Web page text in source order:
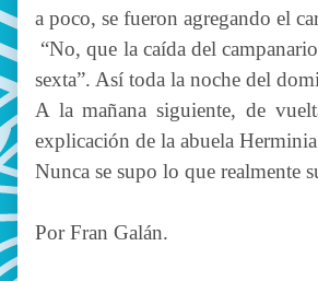
a poco, se fueron agregando el
“No, que la caída del campanario
sexta”. Así toda la noche del
A la mañana siguiente, de
explicación de la abuela
Nunca se supo lo que realmente
Por Fran Galán.